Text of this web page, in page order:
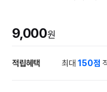
9,000원
적립혜택 최대150점